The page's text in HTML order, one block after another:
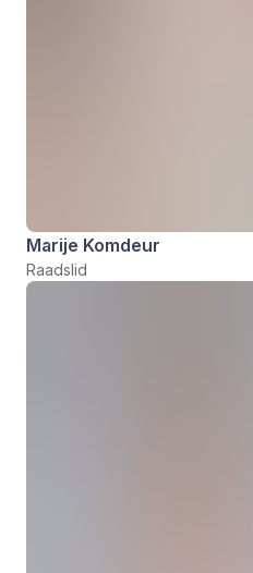
Marije Komdeur
Raadslid